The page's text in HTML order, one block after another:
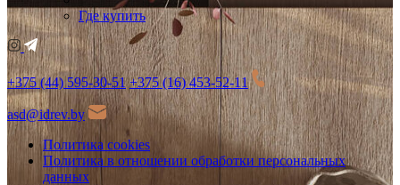
Где купить
+375 (44) 595-30-51 +375 (16) 453-52-11
asd@idrev.by
Политика cookies
Политика в отношении обработки персональных
данных